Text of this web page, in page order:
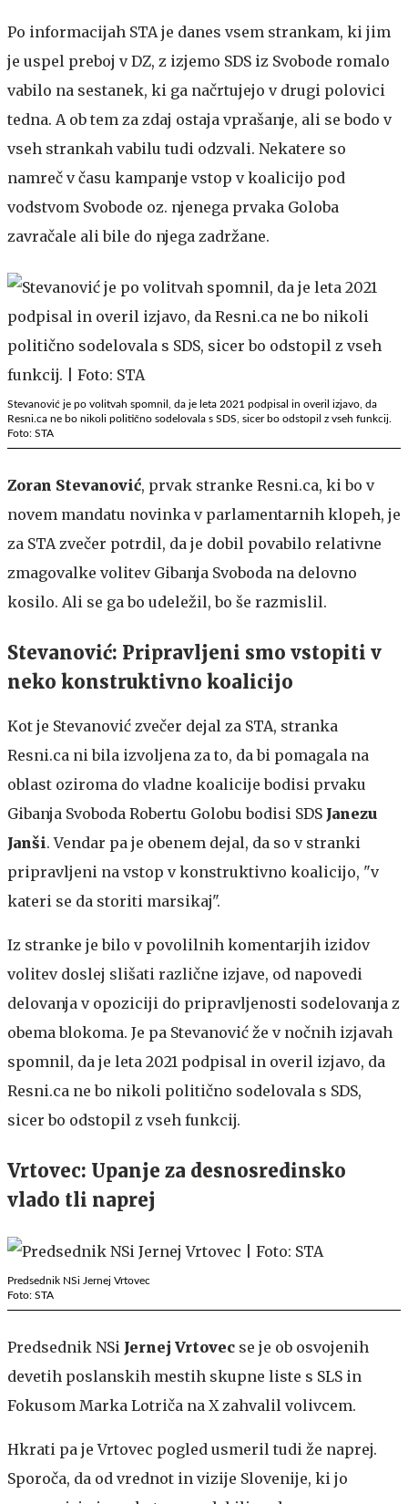
Po informacijah STA je danes vsem strankam, ki jim
je uspel preboj v DZ, z izjemo SDS iz Svobode romalo
vabilo na sestanek, ki ga načrtujejo v drugi polovici
tedna. A ob tem za zdaj ostaja vprašanje, ali se bodo v
vseh strankah vabilu tudi odzvali. Nekatere so
namreč v času kampanje vstop v koalicijo pod
vodstvom Svobode oz. njenega prvaka Goloba
zavračale ali bile do njega zadržane.
Stevanović je po volitvah spomnil, da je leta 2021 podpisal in overil izjavo, da
Resni.ca ne bo nikoli politično sodelovala s SDS, sicer bo odstopil z vseh funkcij.
Foto: STA
Zoran Stevanović, prvak stranke Resni.ca, ki bo v
novem mandatu novinka v parlamentarnih klopeh, je
za STA zvečer potrdil, da je dobil povabilo relativne
zmagovalke volitev Gibanja Svoboda na delovno
kosilo. Ali se ga bo udeležil, bo še razmislil.
Stevanović: Pripravljeni smo vstopiti v
neko konstruktivno koalicijo
Kot je Stevanović zvečer dejal za STA, stranka
Resni.ca ni bila izvoljena za to, da bi pomagala na
oblast oziroma do vladne koalicije bodisi prvaku
Gibanja Svoboda Robertu Golobu bodisi SDS Janezu
Janši. Vendar pa je obenem dejal, da so v stranki
pripravljeni na vstop v konstruktivno koalicijo, "v
kateri se da storiti marsikaj".
Iz stranke je bilo v povolilnih komentarjih izidov
volitev doslej slišati različne izjave, od napovedi
delovanja v opoziciji do pripravljenosti sodelovanja z
obema blokoma. Je pa Stevanović že v nočnih izjavah
spomnil, da je leta 2021 podpisal in overil izjavo, da
Resni.ca ne bo nikoli politično sodelovala s SDS,
sicer bo odstopil z vseh funkcij.
Vrtovec: Upanje za desnosredinsko
vlado tli naprej
Predsednik NSi Jernej Vrtovec
Foto: STA
Predsednik NSi Jernej Vrtovec se je ob osvojenih
devetih poslanskih mestih skupne liste s SLS in
Fokusom Marka Lotriča na X zahvalil volivcem.
Hkrati pa je Vrtovec pogled usmeril tudi že naprej.
Sporoča, da od vrednot in vizije Slovenije, ki jo